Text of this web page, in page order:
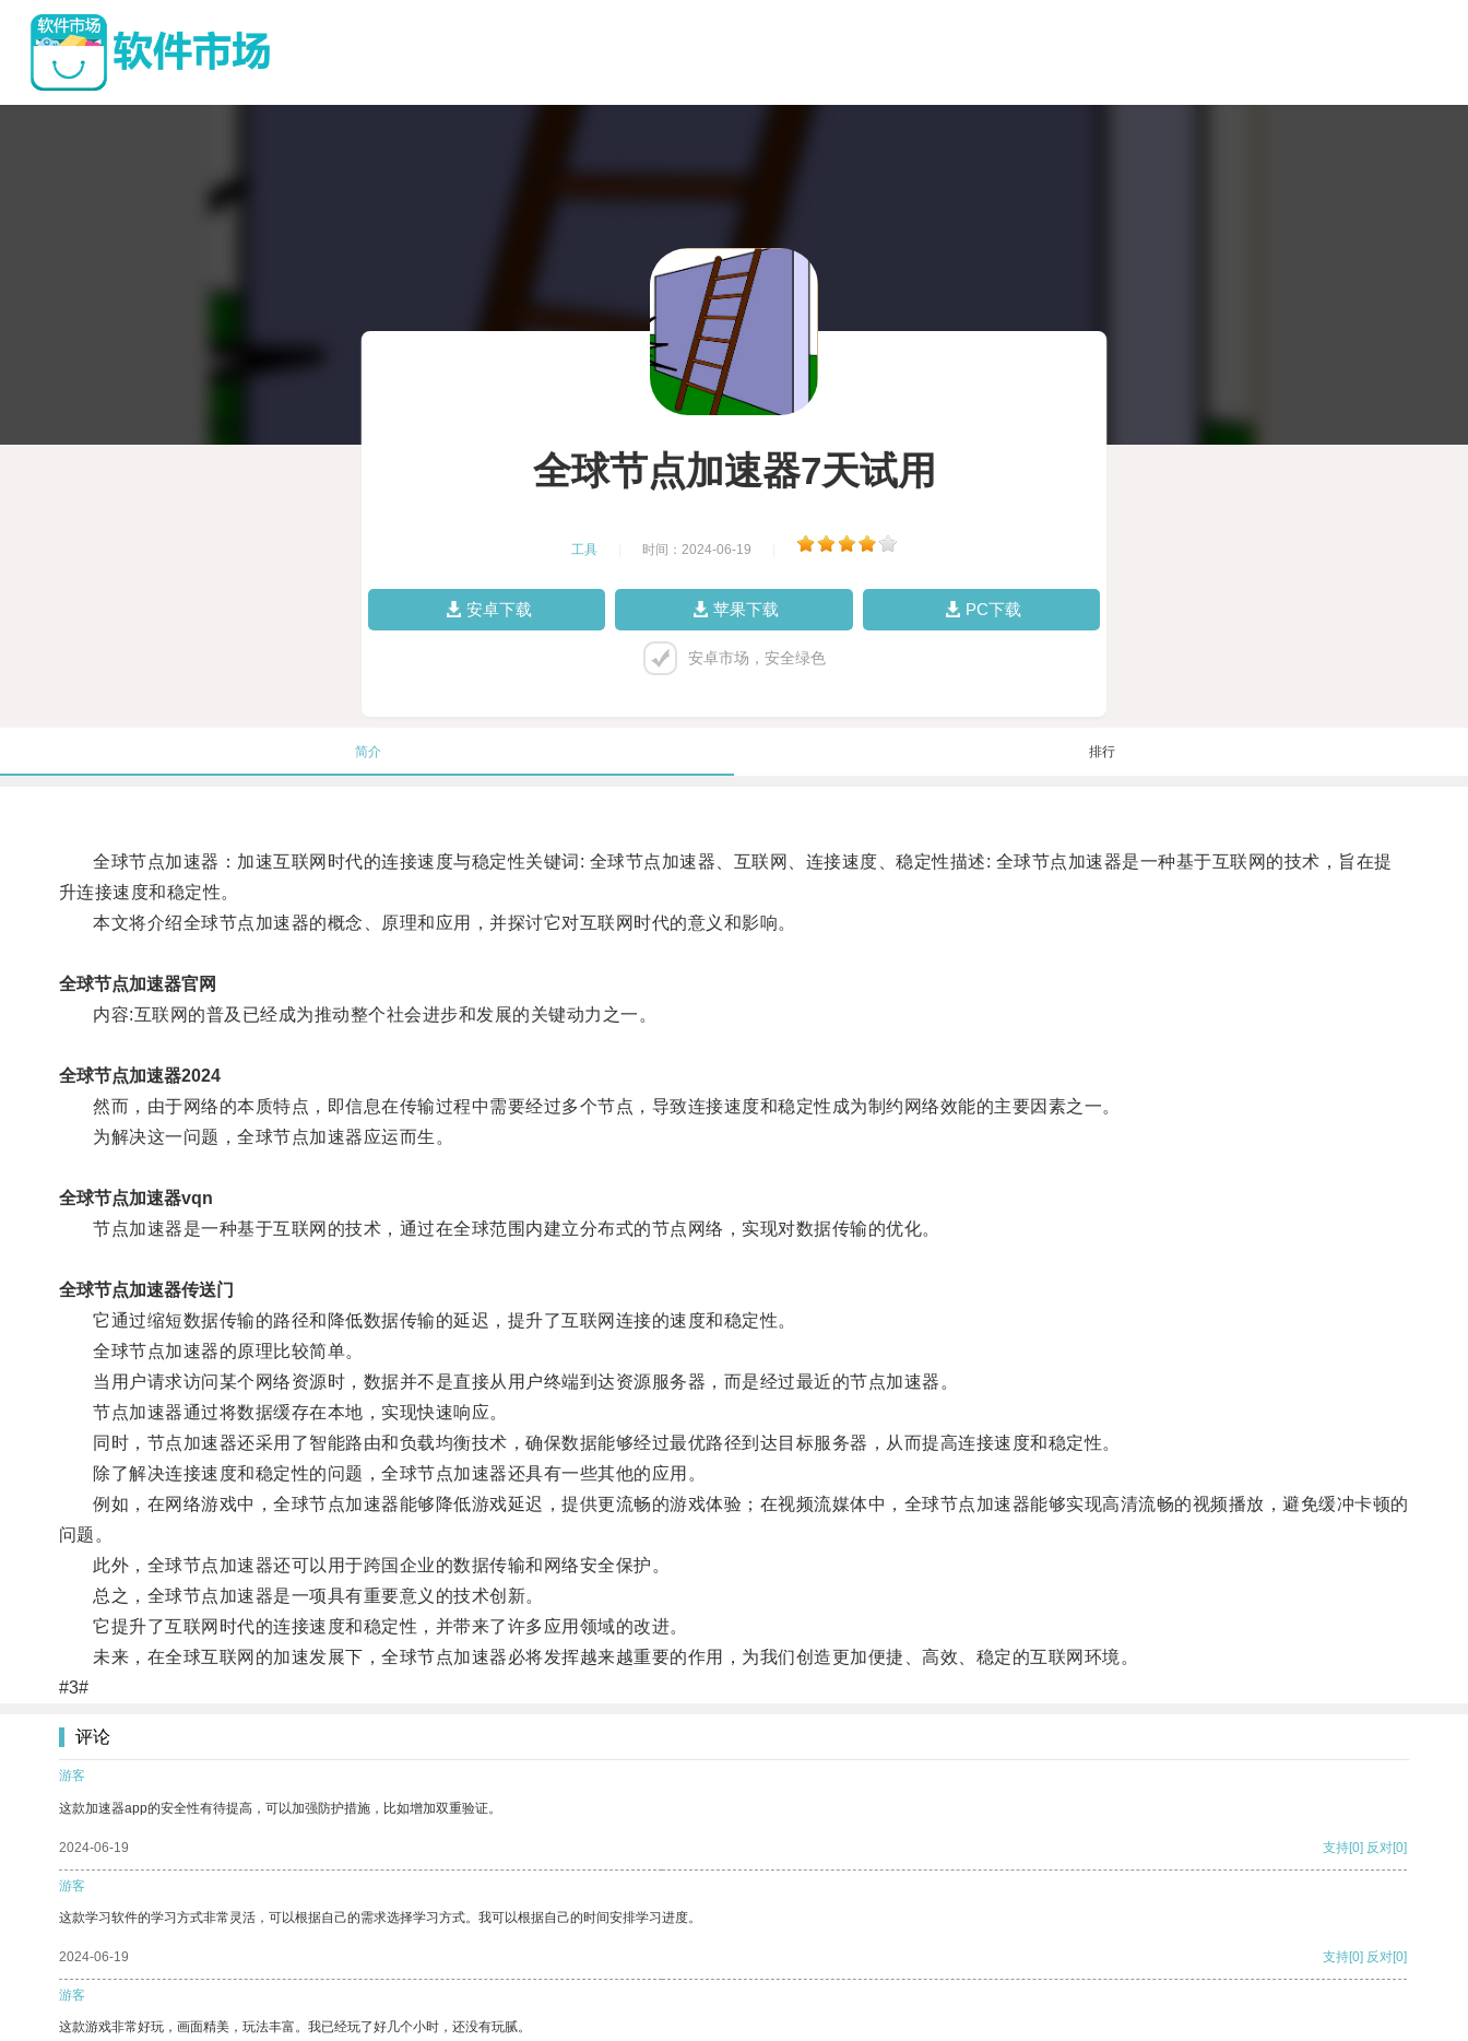
全球节点加速器7天试用
工具 时间：2024-06-19
安卓下载 苹果下载 PC下载
安卓市场，安全绿色
简介 排行
全球节点加速器：加速互联网时代的连接速度与稳定性关键词: 全球节点加速器、互联网、连接速度、稳定性描述: 全球节点加速器是一种基于互联网的技术，旨在提
升连接速度和稳定性。
本文将介绍全球节点加速器的概念、原理和应用，并探讨它对互联网时代的意义和影响。
全球节点加速器官网
内容:互联网的普及已经成为推动整个社会进步和发展的关键动力之一。
全球节点加速器2024
然而，由于网络的本质特点，即信息在传输过程中需要经过多个节点，导致连接速度和稳定性成为制约网络效能的主要因素之一。
为解决这一问题，全球节点加速器应运而生。
全球节点加速器vqn
节点加速器是一种基于互联网的技术，通过在全球范围内建立分布式的节点网络，实现对数据传输的优化。
全球节点加速器传送门
它通过缩短数据传输的路径和降低数据传输的延迟，提升了互联网连接的速度和稳定性。
全球节点加速器的原理比较简单。
当用户请求访问某个网络资源时，数据并不是直接从用户终端到达资源服务器，而是经过最近的节点加速器。
节点加速器通过将数据缓存在本地，实现快速响应。
同时，节点加速器还采用了智能路由和负载均衡技术，确保数据能够经过最优路径到达目标服务器，从而提高连接速度和稳定性。
除了解决连接速度和稳定性的问题，全球节点加速器还具有一些其他的应用。
例如，在网络游戏中，全球节点加速器能够降低游戏延迟，提供更流畅的游戏体验；在视频流媒体中，全球节点加速器能够实现高清流畅的视频播放，避免缓冲卡顿的
问题。
此外，全球节点加速器还可以用于跨国企业的数据传输和网络安全保护。
总之，全球节点加速器是一项具有重要意义的技术创新。
它提升了互联网时代的连接速度和稳定性，并带来了许多应用领域的改进。
未来，在全球互联网的加速发展下，全球节点加速器必将发挥越来越重要的作用，为我们创造更加便捷、高效、稳定的互联网环境。
#3#
评论
游客
这款加速器app的安全性有待提高，可以加强防护措施，比如增加双重验证。
2024-06-19 支持[0] 反对[0]
游客
这款学习软件的学习方式非常灵活，可以根据自己的需求选择学习方式。我可以根据自己的时间安排学习进度。
2024-06-19 支持[0] 反对[0]
游客
这款游戏非常好玩，画面精美，玩法丰富。我已经玩了好几个小时，还没有玩腻。